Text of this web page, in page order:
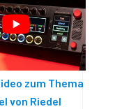
zum Thema
von Riedel